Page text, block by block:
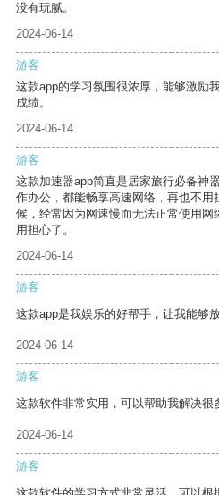
没有玩腻。
2024-06-14
游客
这款app的学习氛围很浓厚，能够激励
成绩。
2024-06-14
游客
这款加速器app简直是居家旅行必备神
作办公，都能畅享高速网络，再也不
候，经常因为网速慢而无法正常使用网
用担心了。
2024-06-14
游客
这款app是我娱乐的好帮手，让我能够
2024-06-14
游客
这款软件非常实用，可以帮助我解决很
2024-06-14
游客